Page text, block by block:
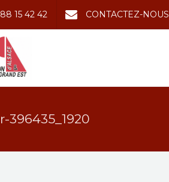
15 42 42 CONTACTEZ-NOUS
396435_1920